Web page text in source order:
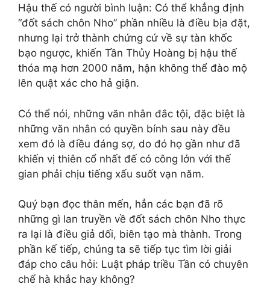
Hậu thế có người bình luận: Có thể khẳng định
“đốt sách chôn Nho” phần nhiều là điều bịa đặt,
nhưng lại trở thành chứng cứ về sự tàn khốc
bạo ngược, khiến Tần Thủy Hoàng bị hậu thế
thóa mạ hơn 2000 năm, hận không thể đào mộ
lên quật xác cho hả giận.
Có thể nói, những văn nhân đắc tội, đặc biệt là
những văn nhân có quyền bính sau này đều
xem đó là điều đáng sợ, do đó họ gần như đã
khiến vị thiên cổ nhất đế có công lớn với thế
gian phải chịu tiếng xấu suốt vạn năm.
Quý bạn đọc thân mến, hẳn các bạn đã rõ
những gì lan truyền về đốt sách chôn Nho thực
ra lại là điều giả dối, biên tạo mà thành. Trong
phần kế tiếp, chúng ta sẽ tiếp tục tìm lời giải
đáp cho câu hỏi: Luật pháp triều Tần có chuyên
chế hà khắc hay không?